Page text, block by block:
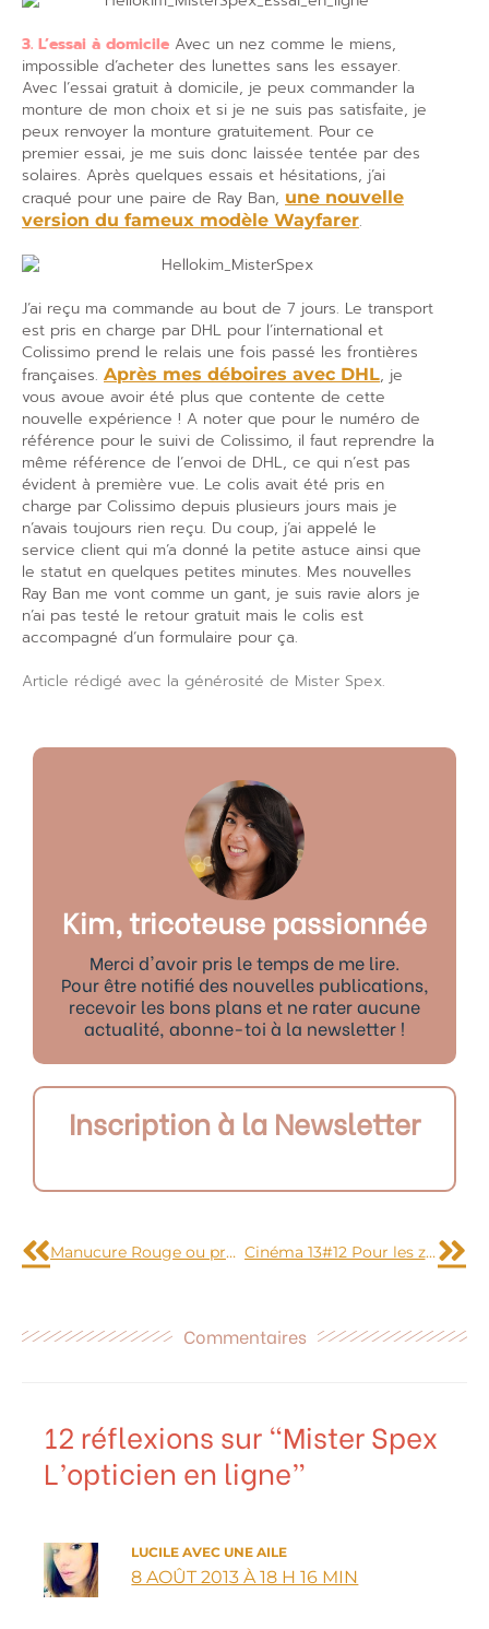
3. L’essai à domicile Avec un nez comme le miens,
impossible d’acheter des lunettes sans les essayer.
Avec l’essai gratuit à domicile, je peux commander la
monture de mon choix et si je ne suis pas satisfaite, je
peux renvoyer la monture gratuitement. Pour ce
premier essai, je me suis donc laissée tentée par des
solaires. Après quelques essais et hésitations, j’ai
craqué pour une paire de Ray Ban, une nouvelle
version du fameux modèle Wayfarer.
J’ai reçu ma commande au bout de 7 jours. Le transport
est pris en charge par DHL pour l’international et
Colissimo prend le relais une fois passé les frontières
françaises. Après mes déboires avec DHL, je
vous avoue avoir été plus que contente de cette
nouvelle expérience ! A noter que pour le numéro de
référence pour le suivi de Colissimo, il faut reprendre la
même référence de l’envoi de DHL, ce qui n’est pas
évident à première vue. Le colis avait été pris en
charge par Colissimo depuis plusieurs jours mais je
n’avais toujours rien reçu. Du coup, j’ai appelé le
service client qui m’a donné la petite astuce ainsi que
le statut en quelques petites minutes. Mes nouvelles
Ray Ban me vont comme un gant, je suis ravie alors je
n’ai pas testé le retour gratuit mais le colis est
accompagné d’un formulaire pour ça.
Article rédigé avec la générosité de Mister Spex.
Kim, tricoteuse passionnée
Merci d'avoir pris le temps de me lire.
Pour être notifié des nouvelles publications,
recevoir les bons plans et ne rater aucune
actualité, abonne-toi à la newsletter !
Inscription à la Newsletter
Manucure Rouge ou presque Cinéma 13#12 Pour les zygomatiques et le plaisir des yeux
Commentaires
12 réflexions sur “Mister Spex
L’opticien en ligne”
LUCILE AVEC UNE AILE
8 AOÛT 2013 À 18 H 16 MIN